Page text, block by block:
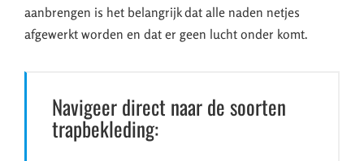
aanbrengen is het belangrijk dat alle naden netjes
afgewerkt worden en dat er geen lucht onder komt.
Navigeer direct naar de soorten
trapbekleding: